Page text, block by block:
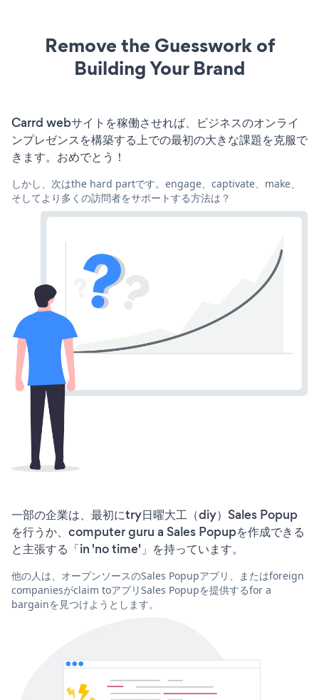
Remove the Guesswork of
Building Your Brand
Carrd webサイトを稼働させれば、ビジネスのオンライ
ンプレゼンスを構築する上での最初の大きな課題を克服で
きます。おめでとう！
しかし、次はthe hard partです。engage、captivate、make、
そしてより多くの訪問者をサポートする方法は？
一部の企業は、最初にtry日曜大工（diy）Sales Popup
を行うか、computer guru a Sales Popupを作成できる
と主張する「in 'no time'」を持っています。
他の人は、オープンソースのSales Popupアプリ、またはforeign
companiesがclaim toアプリSales Popupを提供するfor a
bargainを見つけようとします。